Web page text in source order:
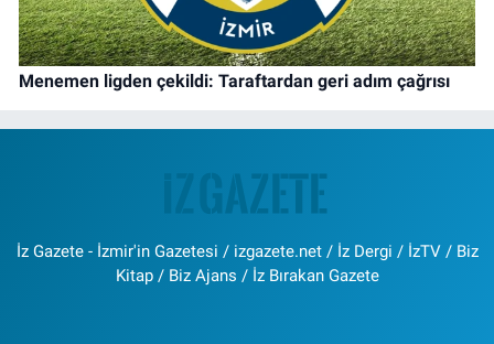
Menemen ligden çekildi: Taraftardan geri adım çağrısı
İz Gazete - İzmir'in Gazetesi / izgazete.net / İz Dergi / İzTV / Biz
Kitap / Biz Ajans / İz Bırakan Gazete